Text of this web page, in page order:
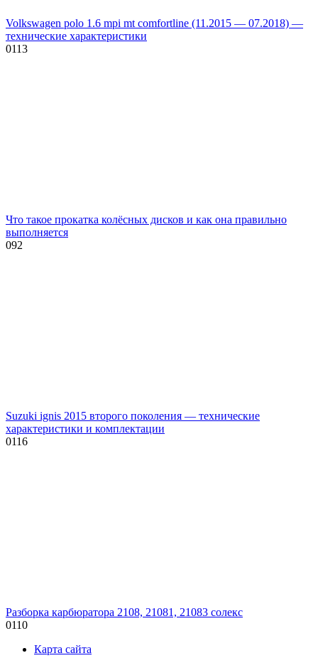
Volkswagen polo 1.6 mpi mt comfortline (11.2015 — 07.2018) —
технические характеристики
0113
Что такое прокатка колёсных дисков и как она правильно
выполняется
092
Suzuki ignis 2015 второго поколения — технические
характеристики и комплектации
0116
Разборка карбюратора 2108, 21081, 21083 солекс
0110
Карта сайта